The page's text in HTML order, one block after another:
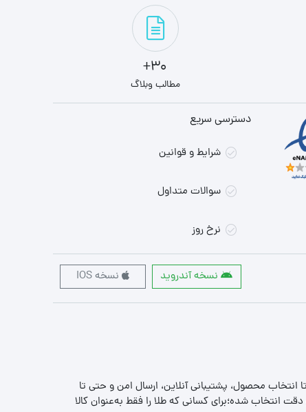
30+
مطالب وبلاگ
دسترسی سریع
شرایط و قوانین
سوالات متداول
نرخ روز
نسخه آندروید نسخه IOS
انتخاب محصول، پشتیبانی آنلاین، ارسال امن و حتی تا
انتخاب شده؛برای کسانی که طلا را فقط به‌عنوان کالا